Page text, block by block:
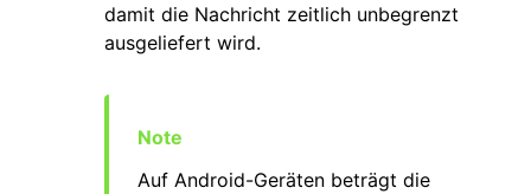
damit die Nachricht zeitlich unbegrenzt
ausgeliefert wird.
Auf Android-Geräten beträgt die